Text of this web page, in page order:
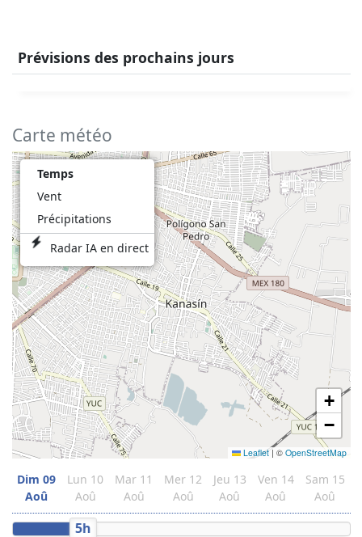
Prévisions des prochains jours
Carte météo
Temps
Vent
Précipitations
Radar IA en direct
+
−
Leaflet | © OpenStreetMap
Dim 09
Aoû
Lun 10
Aoû
Mar 11
Aoû
Mer 12
Aoû
Jeu 13
Aoû
Ven 14
Aoû
Sam 15
Aoû
5h